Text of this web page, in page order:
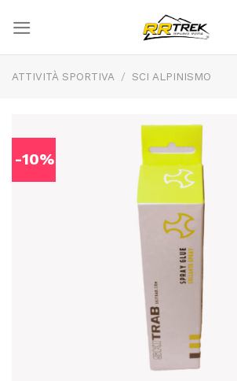
content
ATTIVITÀ SPORTIVA / SCI ALPINISMO
-10%